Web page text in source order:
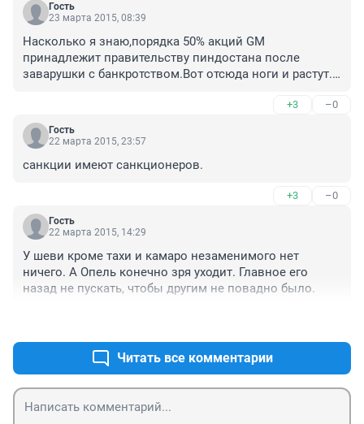
Гость
23 марта 2015, 08:39
Насколько я знаю,порядка 50% акций GM
принадлежит правительству пиндостана после
заварушки с банкротством.Вот отсюда ноги и растут.
+3 –0
Гость
22 марта 2015, 23:57
санкции имеют санкционеров.
+3 –0
Гость
22 марта 2015, 14:29
У шеви кроме тахи и камаро незаменимого нет
ничего. А Опель конечно зря уходит. Главное его
назад не пускать, чтобы другим не повадно было.
Читать все комментарии